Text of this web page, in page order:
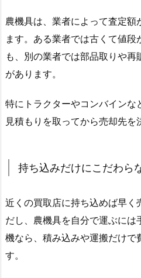
農機具は、業者によって査定額
ます。ある業者では古くて値段
も、別の業者では部品取りや再
があります。
特にトラクターやコンバインな
見積もりを取ってから売却先を
持ち込みだけにこだわら
近くの買取店に持ち込めば早く
だし、農機具を自分で運ぶには
機なら、積み込みや運搬だけで
す。